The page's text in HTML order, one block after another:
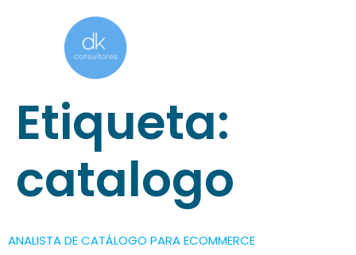
Etiqueta:
catalogo
ANALISTA DE CATÁLOGO PARA ECOMMERCE